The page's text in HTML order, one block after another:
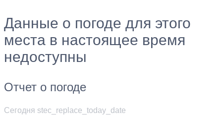
Данные о погоде для этого
места в настоящее время
недоступны
Отчет о погоде
Сегодня stec_replace_today_date